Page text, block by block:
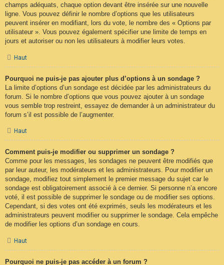
champs adéquats, chaque option devant être insérée sur une nouvelle
ligne. Vous pouvez définir le nombre d’options que les utilisateurs
peuvent insérer en modifiant, lors du vote, le nombre des « Options par
utilisateur ». Vous pouvez également spécifier une limite de temps en
jours et autoriser ou non les utilisateurs à modifier leurs votes.
Haut
Pourquoi ne puis-je pas ajouter plus d’options à un sondage ?
La limite d’options d’un sondage est décidée par les administrateurs du
forum. Si le nombre d’options que vous pouvez ajouter à un sondage
vous semble trop restreint, essayez de demander à un administrateur du
forum s’il est possible de l’augmenter.
Haut
Comment puis-je modifier ou supprimer un sondage ?
Comme pour les messages, les sondages ne peuvent être modifiés que
par leur auteur, les modérateurs et les administrateurs. Pour modifier un
sondage, modifiez tout simplement le premier message du sujet car le
sondage est obligatoirement associé à ce dernier. Si personne n’a encore
voté, il est possible de supprimer le sondage ou de modifier ses options.
Cependant, si des votes ont été exprimés, seuls les modérateurs et les
administrateurs peuvent modifier ou supprimer le sondage. Cela empêche
de modifier les options d’un sondage en cours.
Haut
Pourquoi ne puis-je pas accéder à un forum ?